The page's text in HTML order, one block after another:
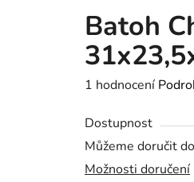
Batoh
Průměrné
produktu
je
5,0
1 hodnocení
Dostupnost
Můžeme doručit
Možnosti doručení